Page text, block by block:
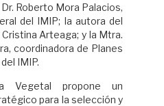
Roberto Mora Palacios,
del IMIP; la autora del
Arteaga; y la Mtra.
coordinadora de Planes
IMIP.
Vegetal propone un
para la selección y